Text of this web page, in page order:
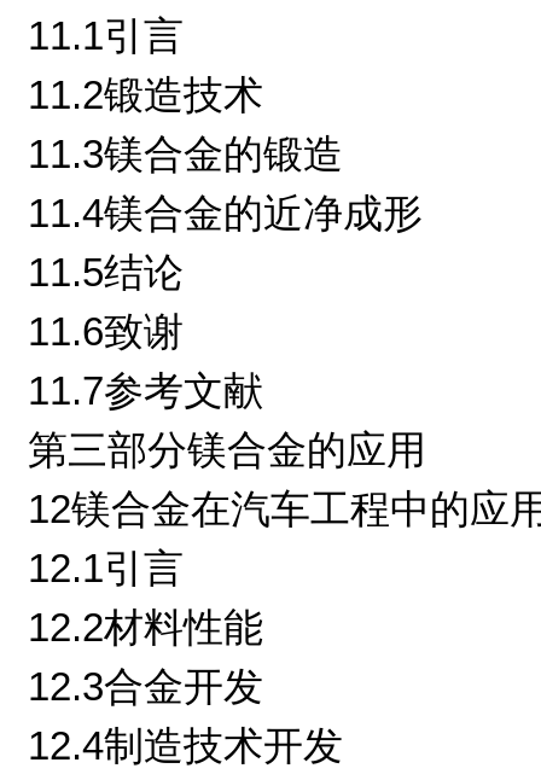
11.1引言
11.2锻造技术
11.3镁合金的锻造
11.4镁合金的近净成形
11.5结论
11.6致谢
11.7参考文献
第三部分镁合金的应用
12镁合金在汽车工程中的应
12.1引言
12.2材料性能
12.3合金开发
12.4制造技术开发